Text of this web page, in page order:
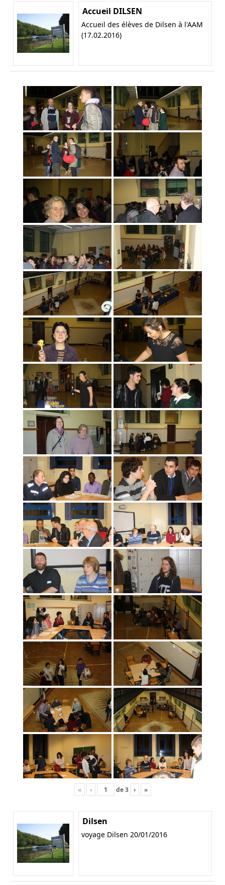
Accueil DILSEN
Accueil des élèves de Dilsen à l'AAM
(17.02.2016)
« ‹ de3 › »
Dilsen
voyage Dilsen 20/01/2016